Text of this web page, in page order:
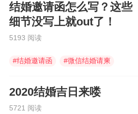
结婚邀请函怎么写？这些
细节没写上就out了！
5193 阅读
#结婚邀请函 #微信结婚请柬
2020结婚吉日来喽
5721 阅读